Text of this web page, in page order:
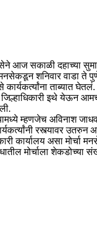
आज सकाळी दहाच्या
शनिवार वाडा ते पुणे
ताब्यात घेतलं.
इथे येऊन आमच
म्हणजेच अविनाश जाधव
रस्त्यावर
कार्यालय असा मोर्चा
मोर्चाला शेकडोच्या